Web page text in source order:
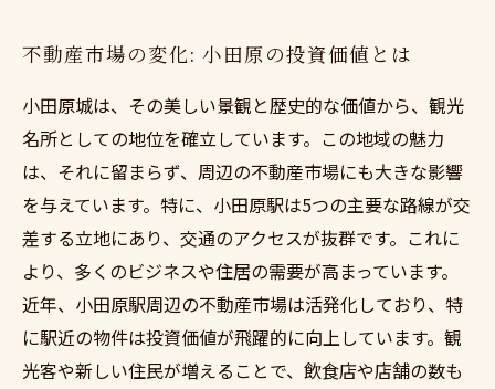
不動産市場の変化: 小田原の投資価値とは
小田原城は、その美しい景観と歴史的な価値から、観光
名所としての地位を確立しています。この地域の魅力
は、それに留まらず、周辺の不動産市場にも大きな影響
を与えています。特に、小田原駅は5つの主要な路線が交
差する立地にあり、交通のアクセスが抜群です。これに
より、多くのビジネスや住居の需要が高まっています。
近年、小田原駅周辺の不動産市場は活発化しており、特
に駅近の物件は投資価値が飛躍的に向上しています。観
光客や新しい住民が増えることで、飲食店や店舗の数も